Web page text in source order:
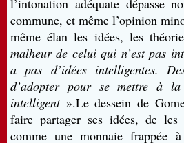
l’intonation adéquate dépasse
commune, et même l’opinion
même élan les idées, les
malheur de celui qui n’est pas
a pas d’idées intelligentes.
d’adopter pour se mettre à la
intelligent ».Le dessein de
faire partager ses idées, de
comme une monnaie frappée